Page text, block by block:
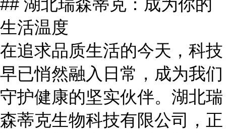
## 湖北瑞森蒂克：成为你的
生活温度
在追求品质生活的今天，科技
早已悄然融入日常，成为我们
守护健康的坚实伙伴。湖北瑞
森蒂克生物科技有限公司，正